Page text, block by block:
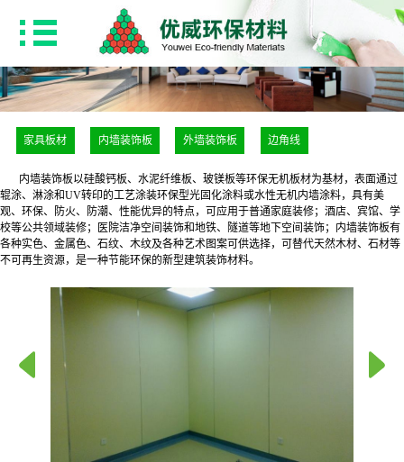
家具板材 内墙装饰板 外墙装饰板 边角线
内墙装饰板以硅酸钙板、水泥纤维板、玻镁板等环保无机板材为基材，表面通过
辊涂、淋涂和UV转印的工艺涂装环保型光固化涂料或水性无机内墙涂料，具有美
观、环保、防火、防潮、性能优异的特点，可应用于普通家庭装修；酒店、宾馆、学
校等公共领域装修；医院洁净空间装饰和地铁、隧道等地下空间装饰；内墙装饰板有
各种实色、金属色、石纹、木纹及各种艺术图案可供选择，可替代天然木材、石材等
不可再生资源，是一种节能环保的新型建筑装饰材料。